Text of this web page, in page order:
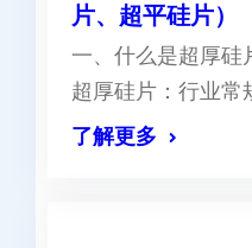
片、超平硅片）
一、什么是超厚硅
超厚硅片：行业常
了解更多